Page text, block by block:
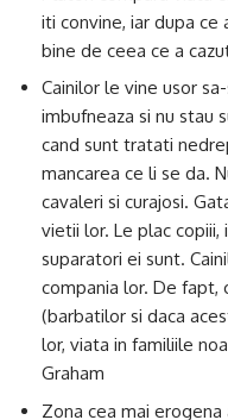
iti convine, iar dupa
bine de ceea ce a
Cainilor le vine usor
imbufneaza si nu stau
cand sunt tratati
mancarea ce li se da.
cavaleri si curajosi.
vietii lor. Le plac
suparatori ei sunt.
compania lor. De fapt,
(barbatilor si daca
lor, viata in familiile
Graham
Zona cea mai